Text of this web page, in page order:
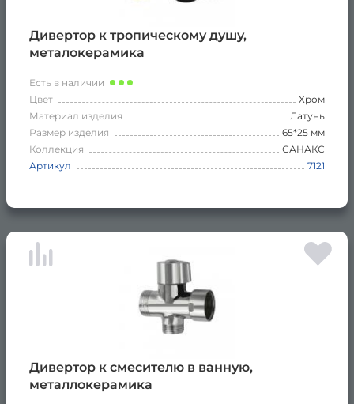
Дивертор к тропическому душу,
металокерамика
Есть в наличии
Цвет
Хром
Материал изделия
Латунь
Размер изделия
65*25 мм
Коллекция
САНАКС
Артикул
7121
Дивертор к смесителю в ванную,
металлокерамика